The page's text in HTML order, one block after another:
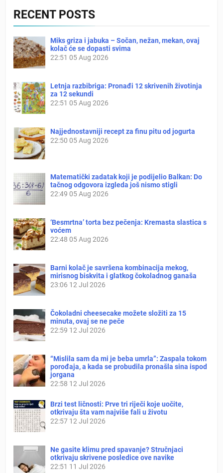
RECENT POSTS
Miks griza i jabuka – Sočan, nežan, mekan, ovaj
kolač će se dopasti svima
22:51 05 Aug 2026
Letnja razbibriga: Pronađi 12 skrivenih životinja
za 12 sekundi
22:51 05 Aug 2026
Najjednostavniji recept za finu pitu od jogurta
22:50 05 Aug 2026
Matematički zadatak koji je podijelio Balkan: Do
tačnog odgovora izgleda još nismo stigli
22:49 05 Aug 2026
‘Besmrtna’ torta bez pečenja: Kremasta slastica s
voćem
22:48 05 Aug 2026
Barni kolač je savršena kombinacija mekog,
mirisnog biskvita i glatkog čokoladnog ganaša
23:06 12 Jul 2026
Čokoladni cheesecake možete složiti za 15
minuta, ovaj se ne peče
22:59 12 Jul 2026
“Mislila sam da mi je beba umrla”: Zaspala tokom
porođaja, a kada se probudila pronašla sina ispod
jorgana
22:58 12 Jul 2026
Brzi test ličnosti: Prve tri riječi koje uočite,
otkrivaju šta vam najviše fali u životu
22:57 12 Jul 2026
Ne gasite klimu pred spavanje? Stručnjaci
otkrivaju skrivene posledice ove navike
22:51 11 Jul 2026